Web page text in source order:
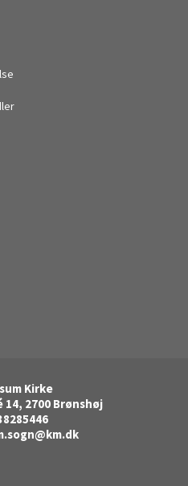
Kirke
14, 2700 Brønshøj